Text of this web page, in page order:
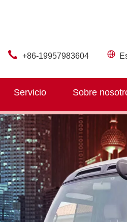
+86-19957983604
Servicio Sobre